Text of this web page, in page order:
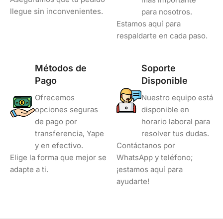
llegue sin inconvenientes.
para nosotros.
Estamos aquí para
respaldarte en cada paso.
Métodos de
Pago
Ofrecemos
opciones seguras
de pago por
transferencia, Yape
y en efectivo.
Elige la forma que mejor se
adapte a ti.
Soporte
Disponible
Nuestro equipo está
disponible en
horario laboral para
resolver tus dudas.
Contáctanos por
WhatsApp y teléfono;
¡estamos aquí para
ayudarte!